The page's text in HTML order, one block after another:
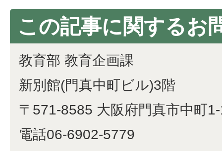
この記事に関するお
教育部 教育企画課
新別館(門真中町ビル)3階
〒571-8585 大阪府門真市中町
電話06-6902-5779